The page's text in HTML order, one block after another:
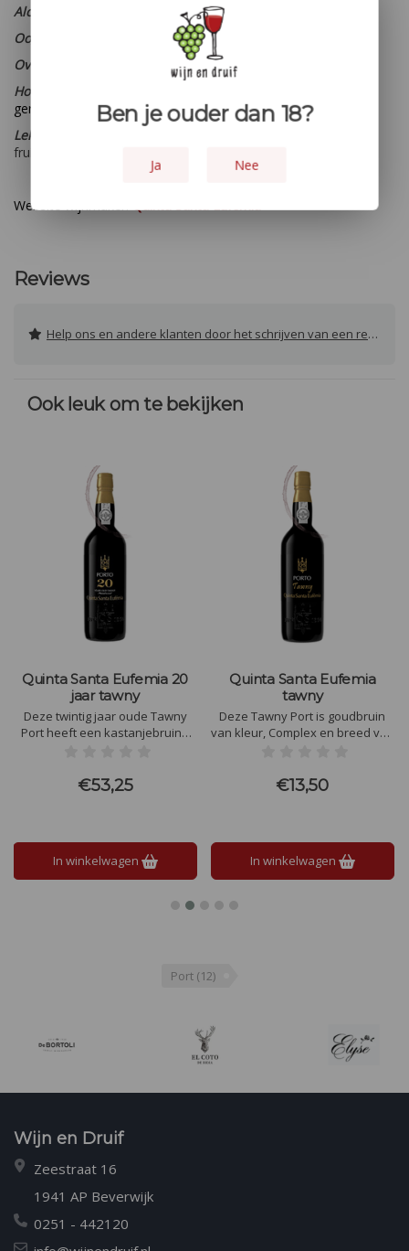
Alcohol percentage:
Oogstjaar:
Overige:
Houtopvoeding:
gerijpt.
Lekker bij:
fruittaartjes.
Website wijnmaker:Quinta Santa Eufemia
Reviews
Help ons en andere klanten door het schrijven van een review
Ook leuk om te bekijken
Quinta Santa Eufemia 20
jaar tawny
Deze twintig jaar oude Tawny
Port heeft een kastanjebruine
noten en abrikozen. Deze
prachtige Port is zeer intens,
€53,25
In winkelwagen
Quinta Santa Eufemia
tawny
Deze Tawny Port is goudbruin
van kleur, Complex en breed van
pruimen. Deze Port verkopen wij
ook onder het label Santa
€13,50
In winkelwagen
Port (12)
Wijn en Druif
Zeestraat 16
1941 AP Beverwijk
0251 - 442120
Ben je ouder dan 18?
Ja Nee